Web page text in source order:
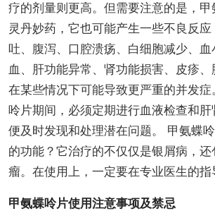
疗的剂量则更高。但需要注意的是，
灵丹妙药，它也可能产生一些不良反
吐、腹泻、口腔溃疡、白细胞减少、血
血、肝功能异常、肾功能损害、皮疹
在某些情况下可能导致更严重的并发
呤片期间，必须定期进行血液检查和肝
便及时发现和处理潜在问题。 甲氨蝶
的功能？它治疗的不仅仅是银屑病，
瘤。在使用上，一定要在专业医生的指
甲氨蝶呤片使用注意事项及禁忌